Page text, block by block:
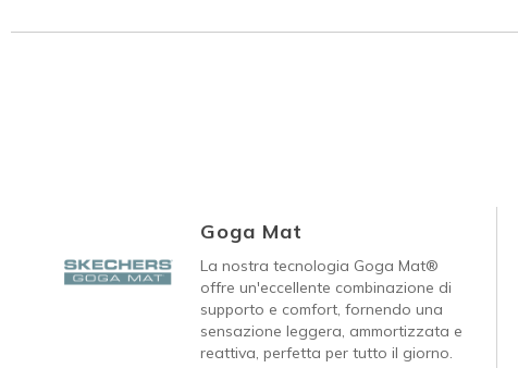
Goga Mat
La nostra tecnologia Goga Mat®
offre un'eccellente combinazione di
supporto e comfort, fornendo una
sensazione leggera, ammortizzata e
reattiva, perfetta per tutto il giorno.